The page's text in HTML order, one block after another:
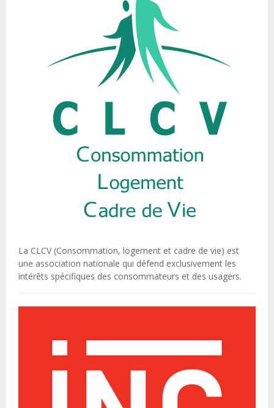
La CLCV (Consommation, logement et cadre de vie) est
une association nationale qui défend exclusivement les
intérêts spécifiques des consommateurs et des usagers.